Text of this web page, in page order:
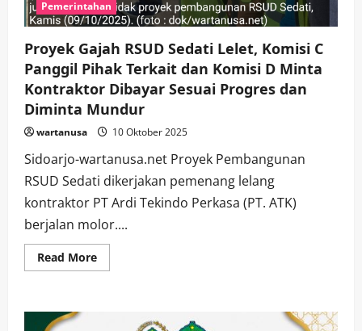
Pemerintahan
Proyek Gajah RSUD Sedati Lelet, Komisi C
Panggil Pihak Terkait dan Komisi D Minta
Kontraktor Dibayar Sesuai Progres dan
Diminta Mundur
wartanusa 10 Oktober 2025
Sidoarjo-wartanusa.net Proyek Pembangunan
RSUD Sedati dikerjakan pemenang lelang
kontraktor PT Ardi Tekindo Perkasa (PT. ATK)
berjalan molor....
Read MoreRead
more